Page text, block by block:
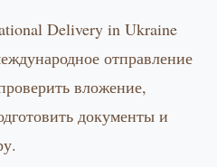
Delivery in Ukraine
отправление
вложение,
документы и